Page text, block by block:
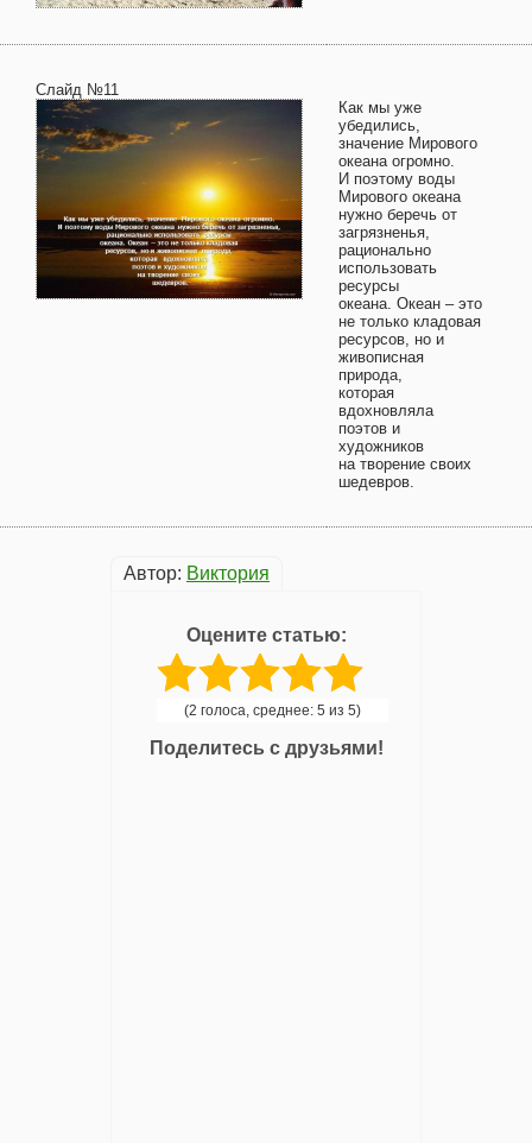
Слайд №11
Как мы уже
убедились,
значение Мирового
океана огромно.
И поэтому воды
Мирового океана
нужно беречь от
загрязненья,
рационально
использовать
ресурсы
океана. Океан – это
не только кладовая
ресурсов, но и
живописная
природа,
которая
вдохновляла
поэтов и
художников
на творение своих
шедевров.
Автор: Виктория
Оцените статью:
(2 голоса, среднее: 5 из 5)
Поделитесь с друзьями!